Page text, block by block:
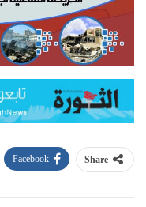
Share
Facebook